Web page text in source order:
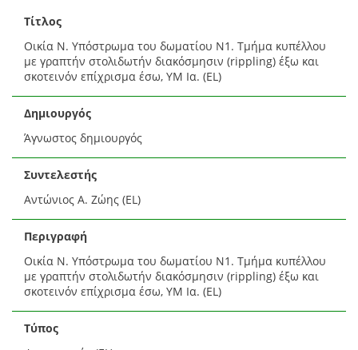
Τίτλος
Οικία Ν. Υπόστρωμα του δωματίου Ν1. Τμήμα κυπέλλου
με γραπτήν στολιδωτήν διακόσμησιν (rippling) έξω και
σκοτεινόν επίχρισμα έσω, ΥΜ Ια. (EL)
Δημιουργός
Άγνωστος δημιουργός
Συντελεστής
Αντώνιος Α. Ζώης (EL)
Περιγραφή
Οικία Ν. Υπόστρωμα του δωματίου Ν1. Τμήμα κυπέλλου
με γραπτήν στολιδωτήν διακόσμησιν (rippling) έξω και
σκοτεινόν επίχρισμα έσω, ΥΜ Ια. (EL)
Τύπος